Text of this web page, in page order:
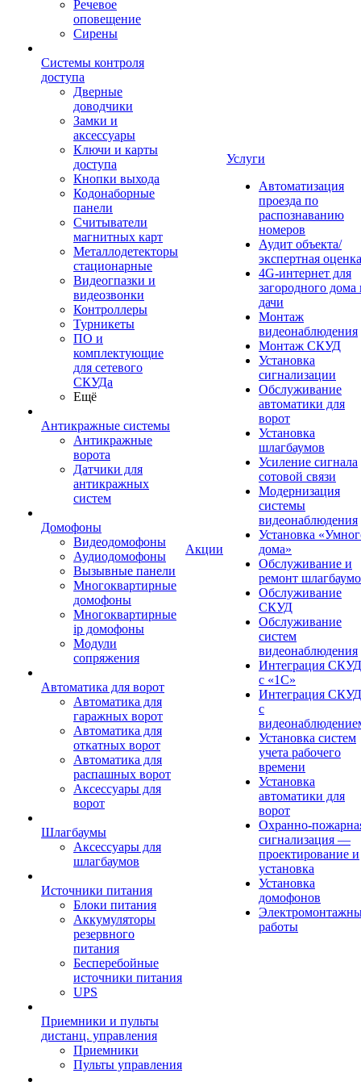
Речевое
оповещение
Сирены
Системы контроля
доступа
Дверные
доводчики
Замки и
аксессуары
Ключи и карты
доступа
Кнопки выхода
Кодонаборные
панели
Считыватели
магнитных карт
Металлодетекторы
стационарные
Видеогпазки и
видеозвонки
Контроллеры
Турникеты
ПО и
комплектующие
для сетевого
СКУДа
Ещё
Антикражные системы
Антикражные
ворота
Датчики для
антикражных
систем
Домофоны
Видеодомофоны
Аудиодомофоны
Вызывные панели
Многоквартирные
домофоны
Многоквартирные
ip домофоны
Модули
сопряжения
Автоматика для ворот
Автоматика для
гаражных ворот
Автоматика для
откатных ворот
Автоматика для
распашных ворот
Аксессуары для
ворот
Шлагбаумы
Аксессуары для
шлагбаумов
Источники питания
Блоки питания
Аккумуляторы
резервного
питания
Бесперебойные
источники питания
UPS
Приемники и пульты
дистанц. управления
Приемники
Пульты управления
Акции
Услуги
Автоматизация
проезда по
распознаванию
номеров
Аудит объекта/
экспертная оценка
4G-интернет для
загородного дома
дачи
Монтаж
видеонаблюдения
Монтаж СКУД
Установка
сигнализации
Обслуживание
автоматики для
ворот
Установка
шлагбаумов
Усиление сигнала
сотовой связи
Модернизация
системы
видеонаблюдения
Установка
дома»
Обслуживание и
ремонт
Обслуживание
СКУД
Обслуживание
систем
видеонаблюдения
Интеграция СКУД
с «1С»
Интеграция СКУД
с
Установка систем
учета рабочего
времени
Установка
автоматики для
ворот
Охранно-
сигнализация —
проектирование и
установка
Установка
домофонов
работы